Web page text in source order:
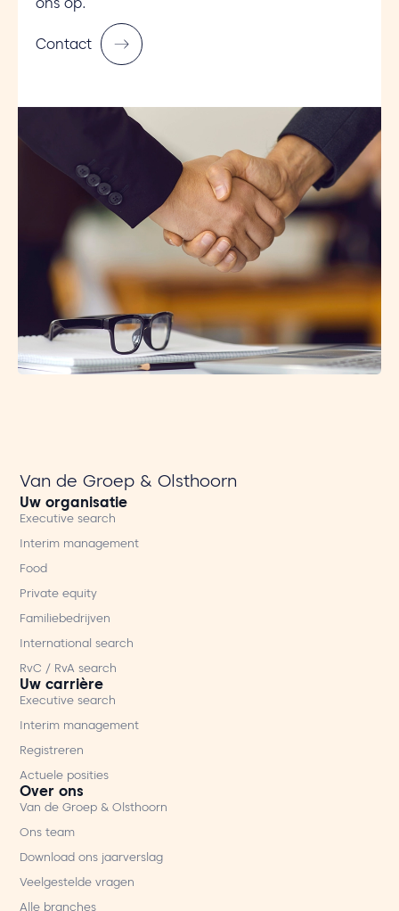
ons op.
Contact
Van de Groep & Olsthoorn
Uw organisatie
Executive search
Interim management
Food
Private equity
Familiebedrijven
International search
RvC / RvA search
Uw carrière
Executive search
Interim management
Registreren
Actuele posities
Over ons
Van de Groep & Olsthoorn
Ons team
Download ons jaarverslag
Veelgestelde vragen
Alle branches